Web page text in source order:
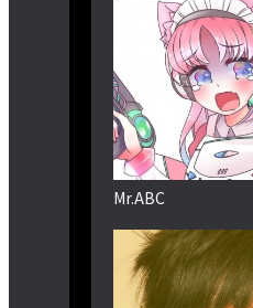
Mr.ABC